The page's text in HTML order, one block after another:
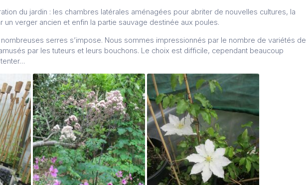
du jardin : les chambres latérales aménagées pour abriter de nouvelles cultures, la
un verger ancien et enfin la partie sauvage destinée aux poules.
serres s’impose. Nous sommes impressionnés par le nombre de variétés de
par les tuteurs et leurs bouchons. Le choix est difficile, cependant beaucoup